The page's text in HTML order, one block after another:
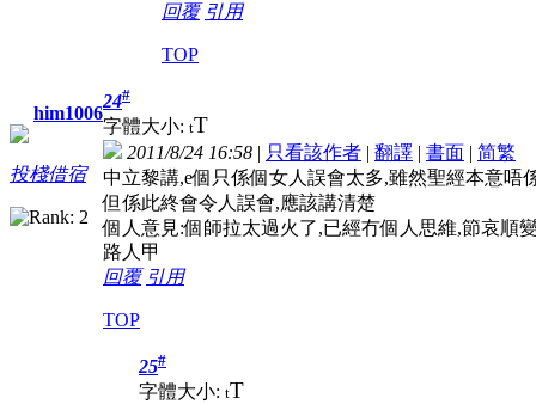
回覆 引用
TOP
him1006
投棧借宿
24#
字體大小: tT
2011/8/24 16:58 | 只看該作者 | 翻譯 | 書面 | 简繁
中立黎講,e個只係個女人誤會太多,雖然聖經本意唔
但係此終會令人誤會,應該講清楚
個人意見:個師拉太過火了,已經冇個人思維,節哀順
路人甲
回覆 引用
TOP
25#
字體大小: tT